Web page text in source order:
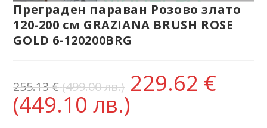
Преграден параван Розово злато
120-200 см GRAZIANA BRUSH ROSE
GOLD 6-120200BRG
255.13€(499.00 лв.) 229.62 €
(449.10 лв.)